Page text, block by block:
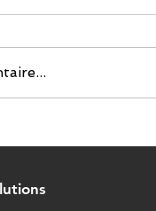
d'un